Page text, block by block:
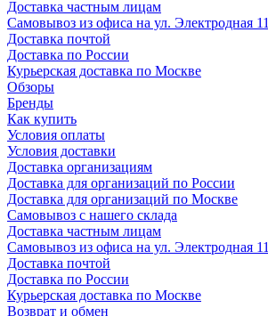
Доставка частным лицам
Самовывоз из офиса на ул. Электродная 11
Доставка почтой
Доставка по России
Курьерская доставка по Москве
Обзоры
Бренды
Как купить
Условия оплаты
Условия доставки
Доставка организациям
Доставка для организаций по России
Доставка для организаций по Москве
Самовывоз с нашего склада
Доставка частным лицам
Самовывоз из офиса на ул. Электродная 11
Доставка почтой
Доставка по России
Курьерская доставка по Москве
Возврат и обмен